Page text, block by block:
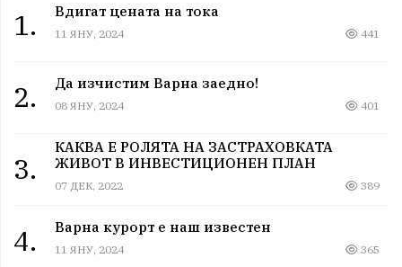
1. Вдигат цената на тока
11 ЯНУ, 2024 441
2. Да изчистим Варна заедно!
08 ЯНУ, 2024 401
3.
КАКВА Е РОЛЯТА НА ЗАСТРАХОВКАТА
ЖИВОТ В ИНВЕСТИЦИОНЕН ПЛАН
07 ДЕК, 2022 389
4. Варна курорт е наш известен
11 ЯНУ, 2024 365